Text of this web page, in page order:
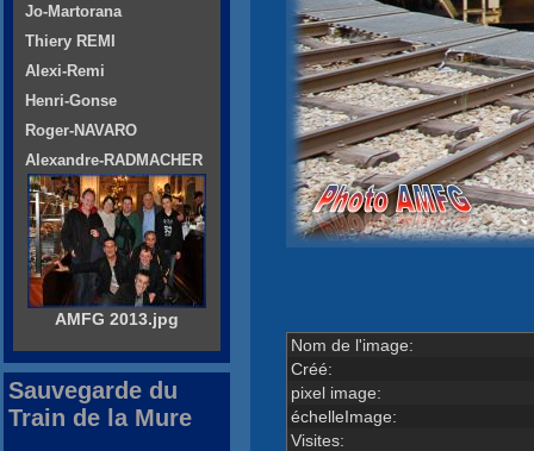
Nom de l'image:
Créé:
pixel image:
échelleImage:
Visites:
Jo-Martorana
Thiery REMI
Alexi-Remi
Henri-Gonse
Roger-NAVARO
Alexandre-RADMACHER
AMFG 2013.jpg
Sauvegarde du
Train de la Mure